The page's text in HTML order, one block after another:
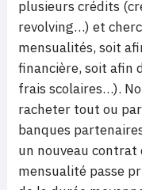
plusieurs crédits
revolving…) et
mensualités, soit
financière, soit afin
frais scolaires…).
racheter tout ou
banques
un nouveau contrat
mensualité passe